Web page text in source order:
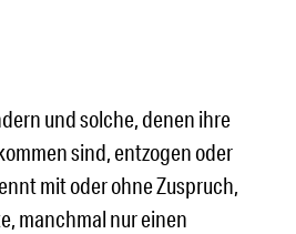
und solche, denen ihre
sind, entzogen oder
mit oder ohne Zuspruch,
manchmal nur einen